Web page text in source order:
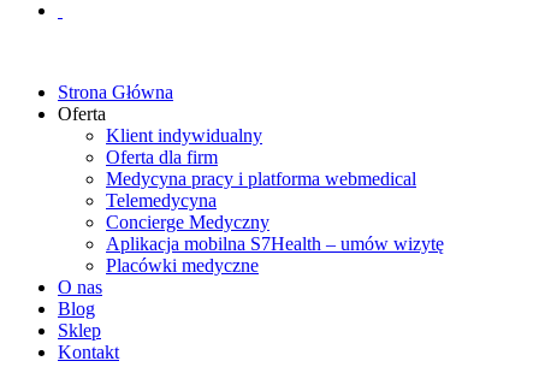
Strona Główna
Oferta
Klient indywidualny
Oferta dla firm
Medycyna pracy i platforma webmedical
Telemedycyna
Concierge Medyczny
Aplikacja mobilna S7Health – umów wizytę
Placówki medyczne
O nas
Blog
Sklep
Kontakt